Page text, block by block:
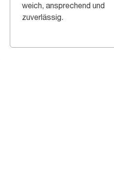
weich, ansprechend und
zuverlässig.